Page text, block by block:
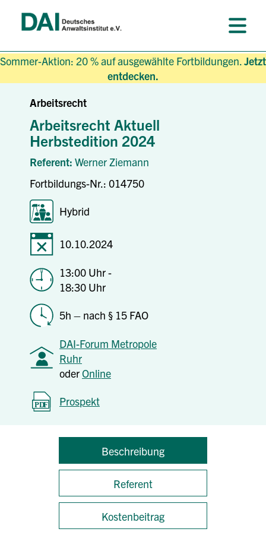
Sommer-Aktion: 20 % auf ausgewählte Fortbildungen.Jetzt
entdecken.
Arbeitsrecht
Arbeitsrecht Aktuell
Herbstedition 2024
Referent: Werner Ziemann
Fortbildungs-Nr.: 014750
Hybrid
10.10.2024
13:00 Uhr -
18:30 Uhr
5h – nach § 15 FAO
DAI-Forum Metropole
Ruhr
oderOnline
Prospekt
Beschreibung
Referent
Kostenbeitrag